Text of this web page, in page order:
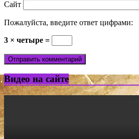
Сайт
Пожалуйста, введите ответ цифрами:
3 × четыре =
Видео на сайте